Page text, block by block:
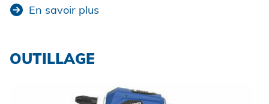
En savoir plus
OUTILLAGE